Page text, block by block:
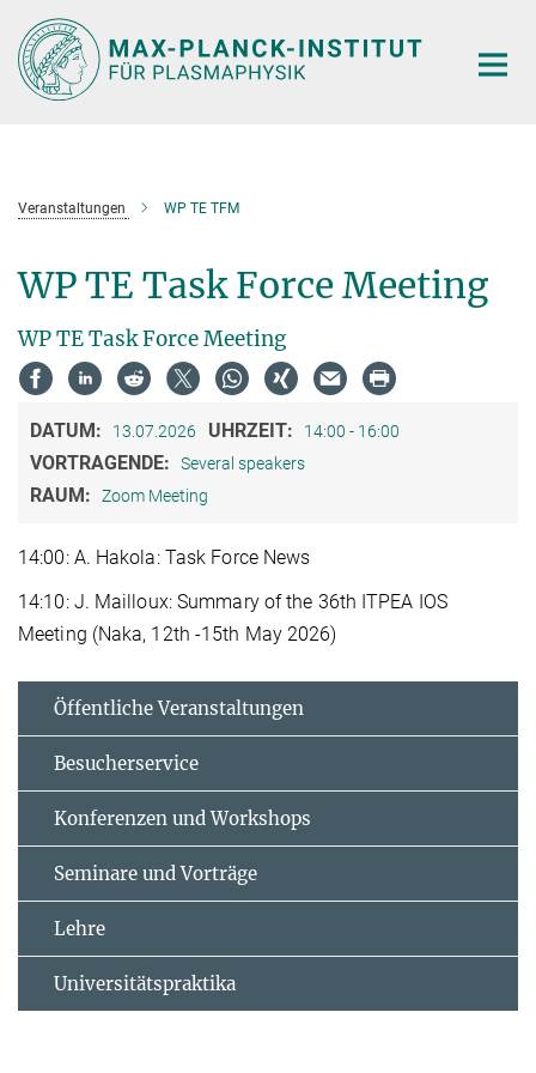
Hauptinhalt
Veranstaltungen WP TE TFM
WP TE Task Force Meeting
WP TE Task Force Meeting
DATUM: 13.07.2026 UHRZEIT: 14:00 - 16:00
VORTRAGENDE: Several speakers
RAUM: Zoom Meeting
14:00: A. Hakola: Task Force News
14:10: J. Mailloux: Summary of the 36th ITPEA IOS
Meeting (Naka, 12th -15th May 2026)
Öffentliche Veranstaltungen
Besucherservice
Konferenzen und Workshops
Seminare und Vorträge
Lehre
Universitätspraktika